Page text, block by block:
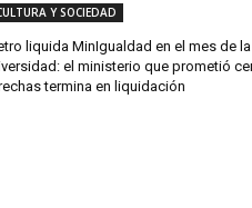
Y SOCIEDAD
liquida MinIgualdad en el mes de la
el ministerio que prometió
termina en liquidación